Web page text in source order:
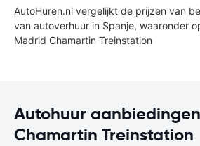
AutoHuren.nl vergelijkt de prijzen van
van autoverhuur in Spanje, waaronder
Madrid Chamartin Treinstation
Autohuur
Chamartin Treinstation